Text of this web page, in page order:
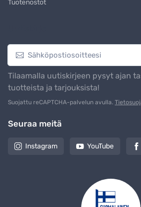
Tuotenostot
Tilaamalla uutiskirjeen pysyt ajan
tuotteista ja tarjouksista!
Suojattu reCAPTCHA-palvelun avulla.
Seuraa meitä
Instagram YouTube